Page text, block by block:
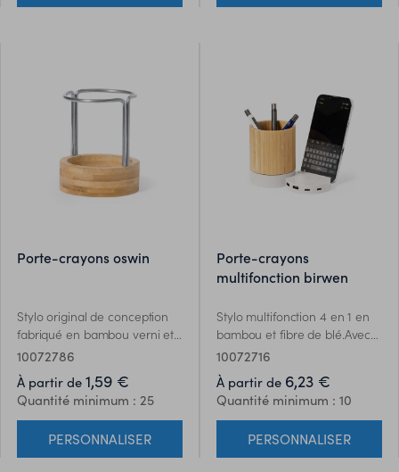
porte-crayons oswin
Stylo original de conception
fabriqué en bambou verni et
acier inoxydable résistant.
individuelle au design
kraft.Les matériaux tels que le
bambou favorisent lutilisation
de matières premières
naturelles, réduisant ainsi les
10072786
À partir de 1,59 €
Quantité minimum : 25
PERSONNALISER
porte-crayons
multifonction birwen
Stylo multifonction 4 en 1 en
bambou et fibre de blé.Avec
fonctions stylet, support pour
5W, port USB (2xUSB 2.0 et 1x
type C).Compatible avec les
smartphones dotés de la
technologie de charge sans fil
Qi. Comprend un câble de
10072716
À partir de 6,23 €
Quantité minimum : 10
PERSONNALISER